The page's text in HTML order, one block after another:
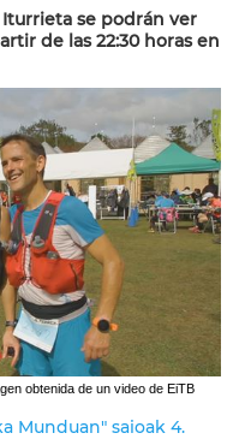
se podrán ver
de las 22:30 horas en
obtenida de un video de EiTB
Munduan" saioak 4.